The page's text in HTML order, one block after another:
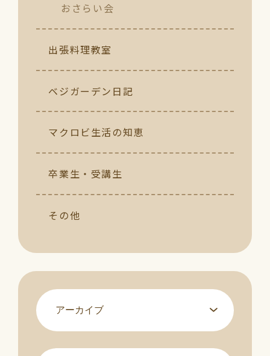
おさらい会
出張料理教室
ベジガーデン日記
マクロビ生活の知恵
卒業生・受講生
その他